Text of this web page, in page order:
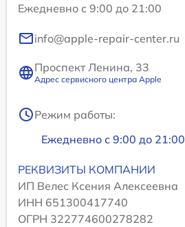
Ежедневно с 9:00 до 21:00
info@apple-repair-center.ru
Проспект Ленина, 33
Адрес сервисного центра Apple
Режим работы:
Ежедневно с 9:00 до 21:00
РЕКВИЗИТЫ КОМПАНИИ
ИП Велес Ксения Алексеевна
ИНН 651300417740
ОГРН 322774600278282